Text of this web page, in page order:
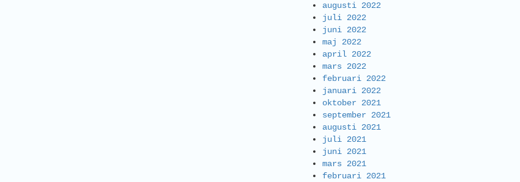
augusti 2022
juli 2022
juni 2022
maj 2022
april 2022
mars 2022
februari 2022
januari 2022
oktober 2021
september 2021
augusti 2021
juli 2021
juni 2021
mars 2021
februari 2021